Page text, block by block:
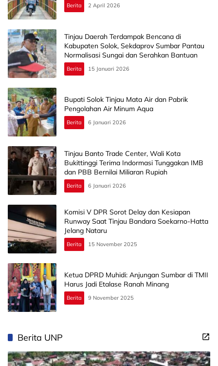
Berita 2 April 2026
Tinjau Daerah Terdampak Bencana di
Kabupaten Solok, Sekdaprov Sumbar Pantau
Normalisasi Sungai dan Serahkan Bantuan
Berita 15 Januari 2026
Bupati Solok Tinjau Mata Air dan Pabrik
Pengolahan Air Minum Aqua
Berita 6 Januari 2026
Tinjau Banto Trade Center, Wali Kota
Bukittinggi Terima Indormasi Tunggakan IMB
dan PBB Bernilai Miliaran Rupiah
Berita 6 Januari 2026
Komisi V DPR Sorot Delay dan Kesiapan
Runway Saat Tinjau Bandara Soekarno-Hatta
Jelang Nataru
Berita 15 November 2025
Ketua DPRD Muhidi: Anjungan Sumbar di TMII
Harus Jadi Etalase Ranah Minang
Berita 9 November 2025
Berita UNP